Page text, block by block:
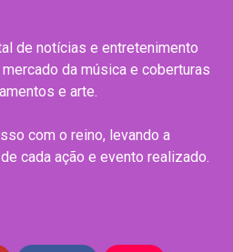
de notícias e entretenimento
da música e coberturas
e arte.
com o reino, levando a
cada ação e evento realizado.